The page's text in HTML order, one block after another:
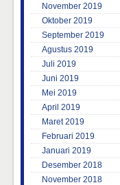
November 2019
Oktober 2019
September 2019
Agustus 2019
Juli 2019
Juni 2019
Mei 2019
April 2019
Maret 2019
Februari 2019
Januari 2019
Desember 2018
November 2018